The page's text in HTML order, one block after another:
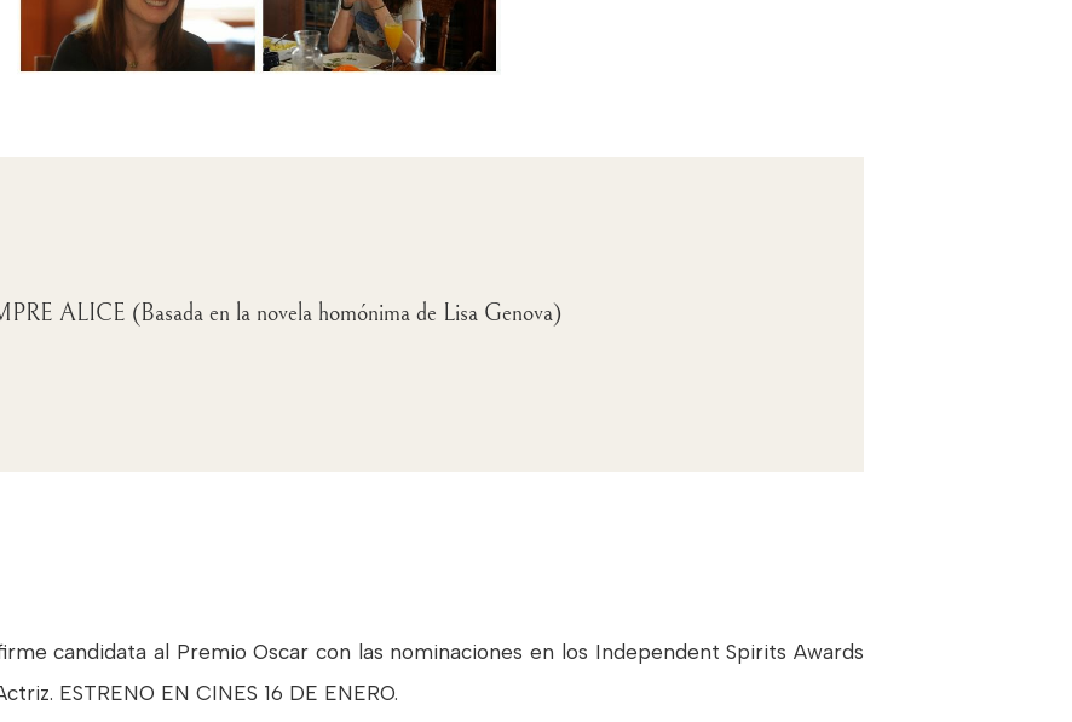
ALICE (Basada en la novela homónima de Lisa Genova)
candidata al Premio Oscar con las nominaciones en los Independent Spirits Awards
ESTRENO EN CINES 16 DE ENERO.